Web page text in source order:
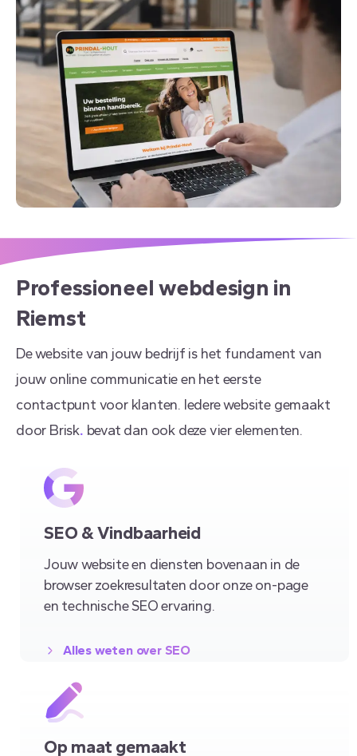
Professioneel webdesign in
Riemst
De website van jouw bedrijf is het fundament van
jouw online communicatie en het eerste
contactpunt voor klanten. Iedere website gemaakt
door Brisk. bevat dan ook deze vier elementen.
SEO & Vindbaarheid
Jouw website en diensten bovenaan in de
browser zoekresultaten door onze on-page
en technische SEO ervaring.
Alles weten over SEO
Op maat gemaakt